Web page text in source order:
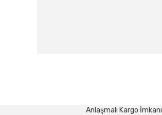
Anlaşmalı Kargo İmkanı